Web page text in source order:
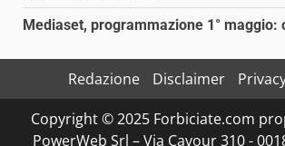
Mediaset, programmazione 1° maggio:
Redazione Disclaimer
Copyright © 2025 Forbiciate.com
PowerWeb Srl – Via Cavour 310 -